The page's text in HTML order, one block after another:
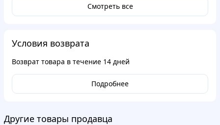
Смотреть все
Условия возврата
Возврат товара в течение 14 дней
Подробнее
Другие товары продавца